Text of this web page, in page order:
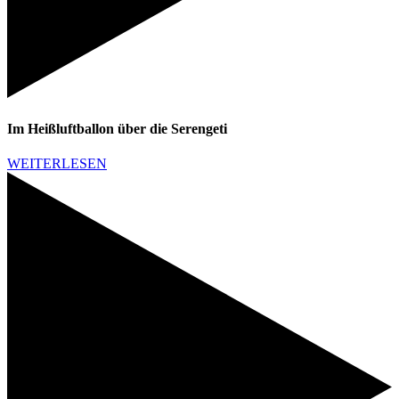
Im Heißluftballon über die Serengeti
WEITERLESEN